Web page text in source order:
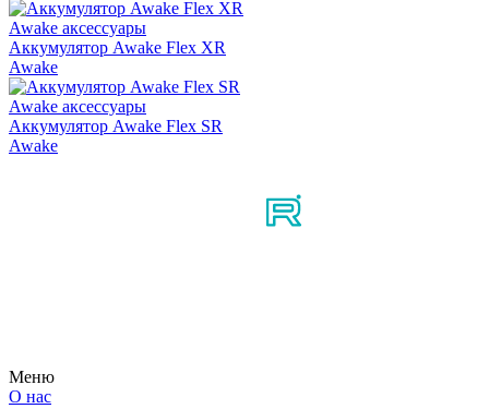
Awake аксессуары
Аккумулятор Awake Flex XR
Awake
Awake аксессуары
Аккумулятор Awake Flex SR
Awake
Меню
О нас